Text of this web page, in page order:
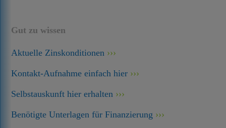
Gut zu wissen
Aktuelle Zinskonditionen
Kontakt-Aufnahme einfach hier
Selbstauskunft hier erhalten
Benötigte Unterlagen für Finanzierung